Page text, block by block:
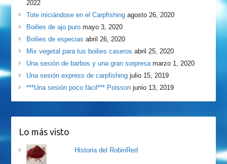
2022
Tote iniciándose en el Carpfishing agosto 26, 2020
Boilies de ajo puro mayo 3, 2020
Boilies de especias abril 26, 2020
Mix vegetal para tus boilies caseros abril 25, 2020
Una sesión de barbos y una gran sorpresa marzo 1, 2020
Una sesión express de carpfishing julio 15, 2019
***Una sesión poco fácil*** Poisson junio 13, 2019
Lo más visto
Historia del RobinRed